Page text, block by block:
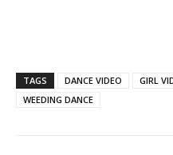
TAGS DANCE VIDEO GIRL
WEEDING DANCE